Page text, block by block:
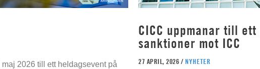
2026 till ett heldagsevent på
CICC uppmanar till
sanktioner mot ICC
27 APRIL, 2026 / NYHETER